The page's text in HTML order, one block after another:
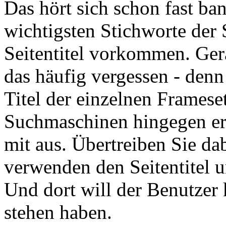
Das hört sich schon fast
wichtigsten Stichworte der
Seitentitel vorkommen.
das häufig vergessen -
Titel der einzelnen
Suchmaschinen hingegen
mit aus. Übertreiben Sie
verwenden den Seitentitel
Und dort will der Benutzer
stehen haben.